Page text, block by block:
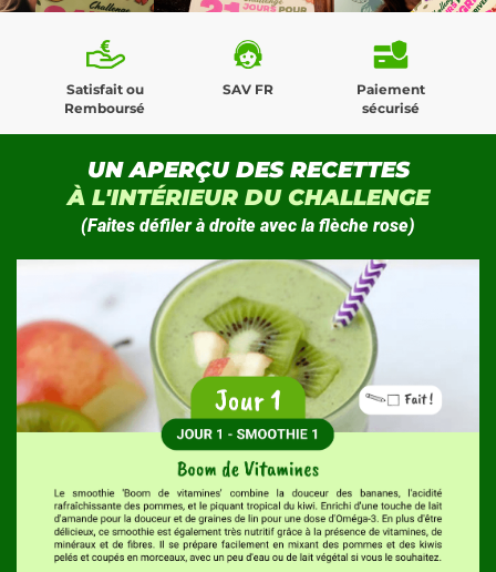
Satisfait ou
Remboursé
SAV FR
Paiement
sécurisé
UN APERÇU DES RECETTES
À L'INTÉRIEUR DU CHALLENGE
(Faites défiler à droite avec la flèche rose)